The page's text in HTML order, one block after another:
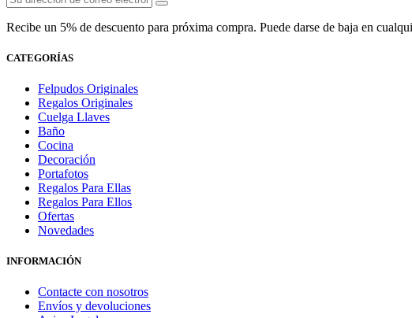
Recibe un 5% de descuento para próxima compra. Puede darse de baja en
CATEGORÍAS
Felpudos Originales
Regalos Originales
Cuelga Llaves
Baño
Cocina
Decoración
Portafotos
Regalos Para Ellas
Regalos Para Ellos
Ofertas
Novedades
INFORMACIÓN
Contacte con nosotros
Envíos y devoluciones